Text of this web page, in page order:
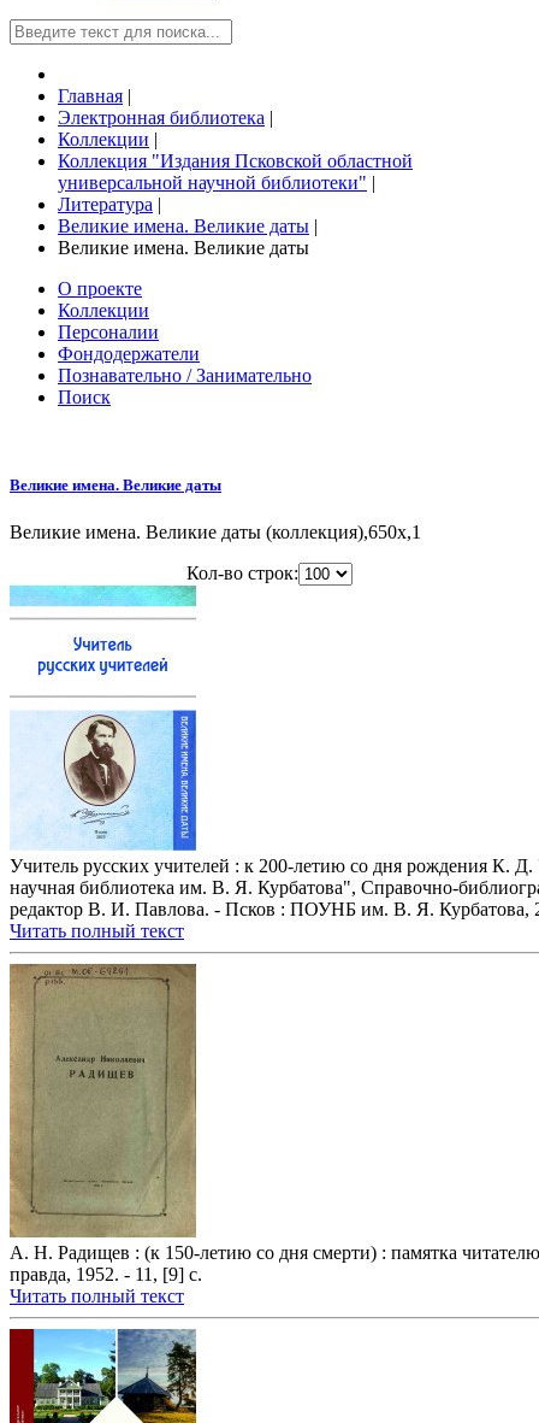
Главная |
Электронная библиотека |
Коллекции |
Коллекция "Издания Псковской областной
универсальной научной библиотеки" |
Литература |
Великие имена. Великие даты |
Великие имена. Великие даты
О проекте
Коллекции
Персоналии
Фондодержатели
Познавательно / Занимательно
Поиск
Великие имена. Великие даты
Великие имена. Великие даты (коллекция),650x,1
Кол-во строк:
Учитель русских учителей : к 200-летию со дня рождения К.
научная библиотека им. В. Я. Курбатова", Справочно-
редактор В. И. Павлова. - Псков : ПОУНБ им. В. Я. Курбатова,
Читать полный текст
А. Н. Радищев : (к 150-летию со дня смерти) : памятка
правда, 1952. - 11, [9] с.
Читать полный текст